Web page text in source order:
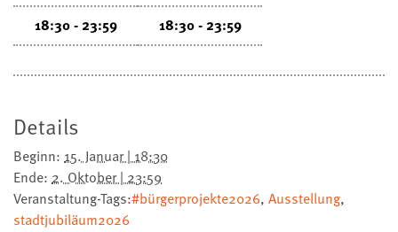
18:30 - 23:59 18:30 - 23:59
Details
Beginn: 15. Januar | 18:30
Ende: 2. Oktober | 23:59
Veranstaltung-Tags:#bürgerprojekte2026, Ausstellung,
stadtjubiläum2026